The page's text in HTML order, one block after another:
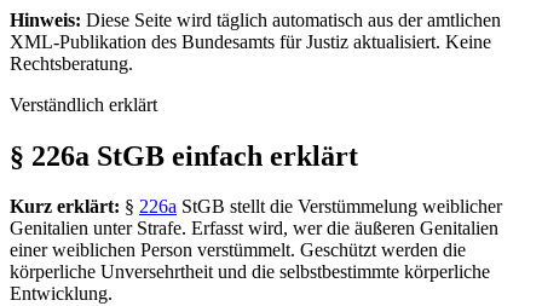
Hinweis: Diese Seite wird täglich automatisch aus der amtlichen
XML-Publikation des Bundesamts für Justiz aktualisiert. Keine
Rechtsberatung.
Verständlich erklärt
§ 226a StGB einfach erklärt
Kurz erklärt: § 226a StGB stellt die Verstümmelung weiblicher
Genitalien unter Strafe. Erfasst wird, wer die äußeren Genitalien
einer weiblichen Person verstümmelt. Geschützt werden die
körperliche Unversehrtheit und die selbstbestimmte körperliche
Entwicklung.